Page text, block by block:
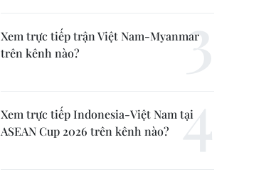
Xem trực tiếp trận Việt Nam-Myanmar
trên kênh nào?
Xem trực tiếp Indonesia-Việt Nam tại
ASEAN Cup 2026 trên kênh nào?